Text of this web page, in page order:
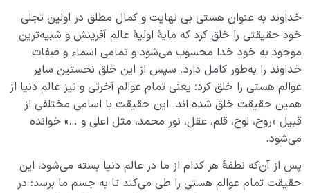
خداوند به عنوان هستی بی نهایت و کمال مطلق در اولین تجلی
خود حقیقتی را خلق کرد که مایۀ اولیۀ عالم آفرینش و شبیه‌ترین
موجود به خود خدا محسوب می‌شود و تمامی ‌اسماء و صفات
خداوند را به‌طور کامل دارد. سپس از این خلق نخستین سایر
عوالم هستی را خلق کرد؛ یعنی تمام عوالم آخرتی و نیز عالم دنیا از
همین حقیقت خلق شده اند. این حقیقت با اسامی ‌‌مختلفی از
قبیل «روح، لوح، قلم، عقل، نور محمد، مثل اعلی و …» خوانده
می‌شود.
پس از آن‌که نطفۀ هر کدام از ما در عالم دنیا بسته می‌شود، این
حقیقت تمام عوالم هستی را طی می‌کند تا به جسم ما برسد؛ در